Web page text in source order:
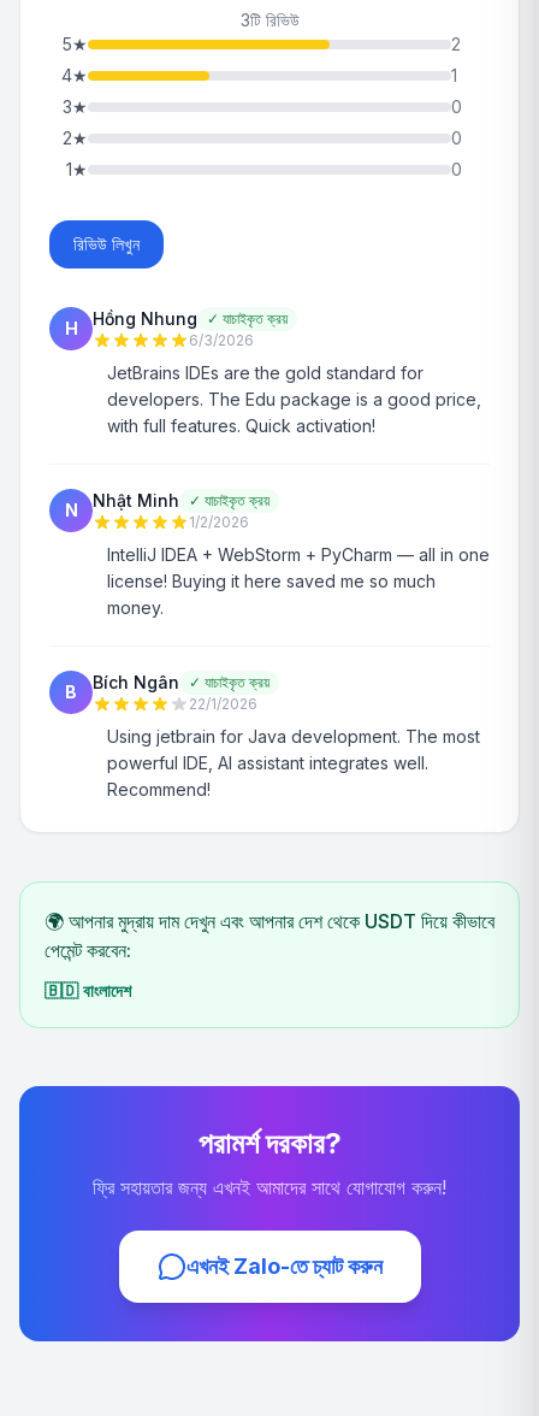
3টি রিভিউ
5★
2
4★
1
3★
0
2★
0
1★ 0
রিভিউ লিখুন
H Hồng Nhung ✓ যাচাইকৃত ক্রয়
6/3/2026
JetBrains IDEs are the gold standard for
developers. The Edu package is a good price,
with full features. Quick activation!
N Nhật Minh ✓ যাচাইকৃত ক্রয়
1/2/2026
IntelliJ IDEA + WebStorm + PyCharm — all in one
license! Buying it here saved me so much
money.
B Bích Ngân ✓ যাচাইকৃত ক্রয়
22/1/2026
Using jetbrain for Java development. The most
powerful IDE, AI assistant integrates well.
Recommend!
🌍 আপনার মুদ্রায় দাম দেখুন এবং আপনার দেশ থেকে USDT দিয়ে কীভাবে
পেমেন্ট করবেন:
🇧🇩 বাংলাদেশ
পরামর্শ দরকার?
ফ্রি সহায়তার জন্য এখনই আমাদের সাথে যোগাযোগ করুন!
এখনই Zalo-তে চ্যাট করুন